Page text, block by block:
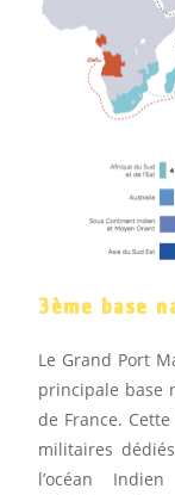
3ème base
Le Grand Port
principale base
de France.
militaires
l’océan